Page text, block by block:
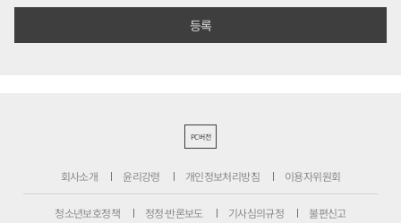
PC버전
회사소개 윤리강령 개인정보처리방침 이용자위원회
청소년보호정책 정정·반론보도 기사심의규정 불편신고